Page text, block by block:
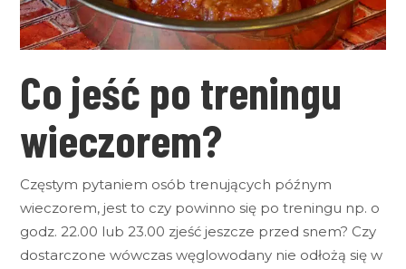
Co jeść po treningu
wieczorem?
Częstym pytaniem osób trenujących późnym
wieczorem, jest to czy powinno się po treningu np. o
godz. 22.00 lub 23.00 zjeść jeszcze przed snem? Czy
dostarczone wówczas węglowodany nie odłożą się w